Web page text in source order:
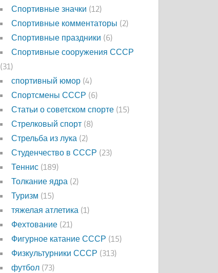
Спортивные значки (12)
Спортивные комментаторы (2)
Спортивные праздники (6)
Спортивные сооружения СССР
(31)
спортивный юмор (4)
Спортсмены СССР (6)
Статьи о советском спорте (15)
Стрелковый спорт (8)
Стрельба из лука (2)
Студенчество в СССР (23)
Теннис (189)
Толкание ядра (2)
Туризм (15)
тяжелая атлетика (1)
Фехтование (21)
Фигурное катание СССР (15)
Физкультурники СССР (313)
футбол (73)